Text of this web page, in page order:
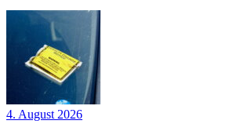
4. August 2026